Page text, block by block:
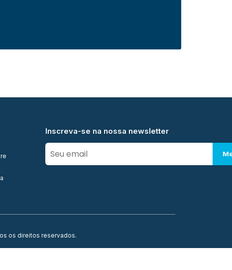
Inscreva-se na nossa newsletter
os direitos reservados.